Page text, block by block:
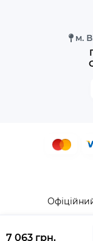
7 063 грн.
м.